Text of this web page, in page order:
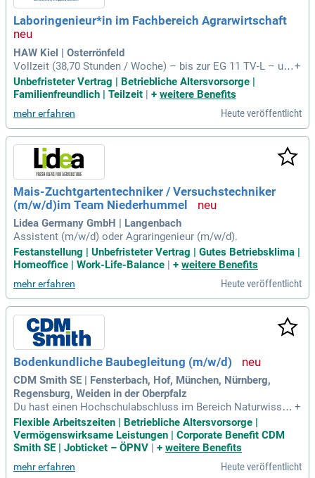
len. Entdecke die originale Stellenanzeige auf StepStone.de:
bit.ly/4w2X7RC und werde Teil unseres erfolgreichen Team
s!
Laboringenieur*in im Fachbereich Agrarwirtschaft
HAW Kiel | Osterrönfeld
Vollzeit (38,70 Stunden / Woche) – bis zur EG 11 TV-L – unb
efristet Für das Labor des Fachbereichs Agrarwirtschaft der
HAW Kiel am Standort Osterrönfeld wird eine Laboringenieu
+
Unbefristeter Vertrag | Betriebliche Altersvorsorge |
Familienfreundlich | Teilzeit | + weitere Benefits
mehr erfahren Heute veröffentlicht
Mais-Zuchtgartentechniker / Versuchstechniker
(m/w/d)im Team Niederhummel
Lidea Germany GmbH | Langenbach
Assistent (m/w/d) oder Agraringenieur (m/w/d).
Festanstellung | Unbefristeter Vertrag | Gutes Betriebsklima |
Homeoffice | Work-Life-Balance | + weitere Benefits
mehr erfahren Heute veröffentlicht
Bodenkundliche Baubegleitung (m/w/d)
CDM Smith SE | Fensterbach, Hof, München, Nürnberg,
Regensburg, Weiden in der Oberpfalz
Du hast einen Hochschulabschluss im Bereich Naturwissen
schaften, Umweltwissenschaften, Landschaftsplanung, Ökol
ogie, Agrarwissenschaften oder Ingenieurwissenschaften m
it geeigneten Studienschwerpunkten oder eine vergleichbare
+
Flexible Arbeitszeiten | Betriebliche Altersvorsorge |
Vermögenswirksame Leistungen | Corporate Benefit CDM
Smith SE | Jobticket – ÖPNV
+ weitere Benefits
mehr erfahren Heute veröffentlicht